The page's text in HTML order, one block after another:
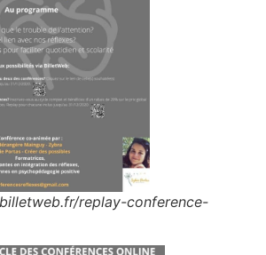
replay-conference-